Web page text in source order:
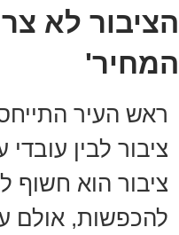
הציבור לא
המחיר'
ראש העיר
ציבור לבין
ציבור הוא חשוף
להכפשות, אולם